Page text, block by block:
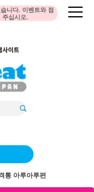
니다. 이벤트와 점
주십시오.
통 아루아루편